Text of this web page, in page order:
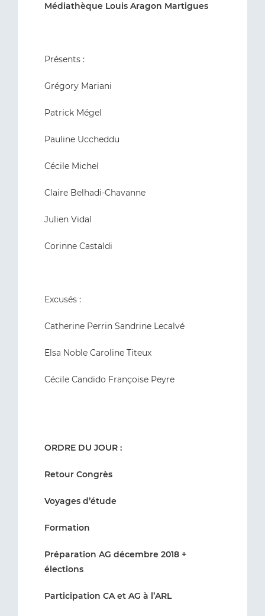
Médiathèque Louis Aragon Martigues
Présents :
Grégory Mariani
Patrick Mégel
Pauline Uccheddu
Cécile Michel
Claire Belhadi-Chavanne
Julien Vidal
Corinne Castaldi
Excusés :
Catherine Perrin Sandrine Lecalvé
Elsa Noble Caroline Titeux
Cécile Candido Françoise Peyre
ORDRE DU JOUR :
Retour Congrès
Voyages d’étude
Formation
Préparation AG décembre 2018 +
élections
Participation CA et AG à l’ARL